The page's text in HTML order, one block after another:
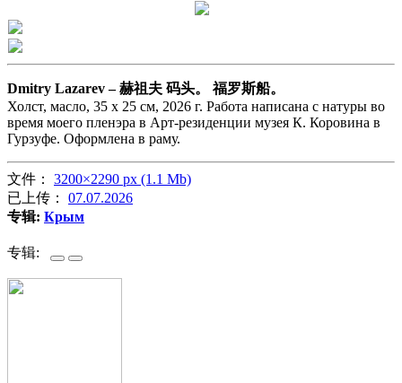
Dmitry Lazarev –赫祖夫 码头。 福罗斯船。
Холст, масло, 35 х 25 см, 2026 г. Работа написана с натуры во
время моего пленэра в Арт-резиденции музея К. Коровина в
Гурзуфе. Оформлена в раму.
文件： 3200×2290 px (1.1 Mb)
已上传： 07.07.2026
专辑: Крым
专辑: